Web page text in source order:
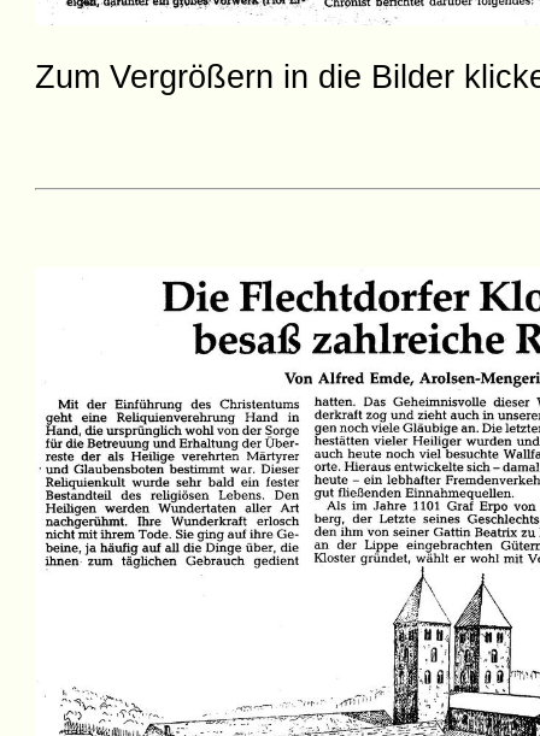
Zum Vergrößern in die Bilder